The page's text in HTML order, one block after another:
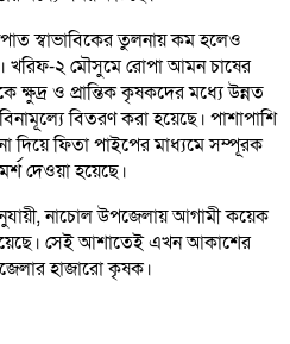
স্বাভাবিকের তুলনায় কম হলেও
খরিফ-২ মৌসুমে রোপা আমন চাষের
ক্ষুদ্র ও প্রান্তিক কৃষকদের মধ্যে উন্নত
বিতরণ করা হয়েছে। পাশাপাশি
দিয়ে ফিতা পাইপের মাধ্যমে সম্পূরক
দেওয়া হয়েছে।
নাচোল উপজেলায় আগামী কয়েক
রয়েছে। সেই আশাতেই এখন আকাশের
হাজারো কৃষক।